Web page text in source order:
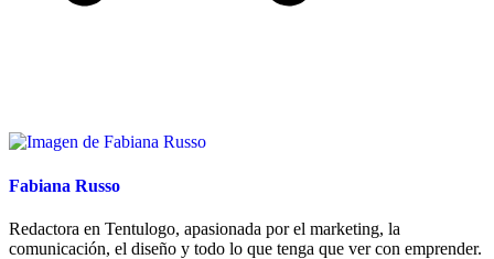
Fabiana Russo
Redactora en Tentulogo, apasionada por el marketing, la
comunicación, el diseño y todo lo que tenga que ver con emprender.